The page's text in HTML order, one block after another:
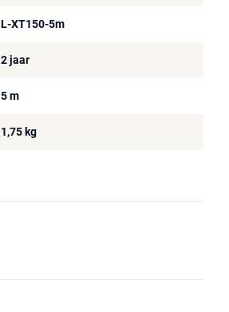
L-XT150-5m
2 jaar
5 m
1,75 kg